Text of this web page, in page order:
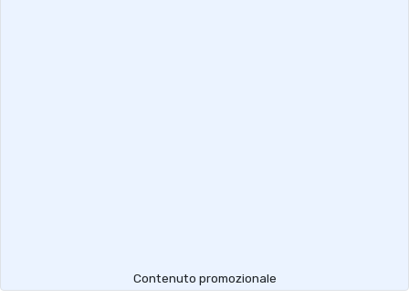
Contenuto promozionale